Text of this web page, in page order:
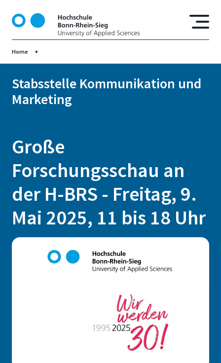
t
Home
Stabsstelle Kommunikation und
Marketing
Große
Forschungsschau an
der H-BRS - Freitag, 9.
Mai 2025, 11 bis 18 Uhr